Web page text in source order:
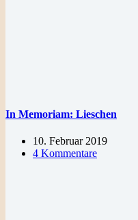
In Memoriam: Lieschen
10. Februar 2019
4 Kommentare